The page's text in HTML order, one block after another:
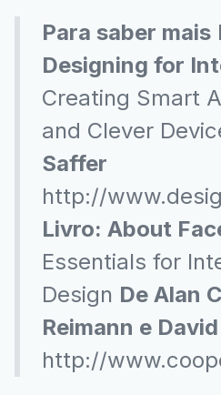
Para saber mais
Designing for
Creating Smart
and Clever
Saffer
http://
Livro: About
Essentials for
Design De Alan
Reimann e
http://